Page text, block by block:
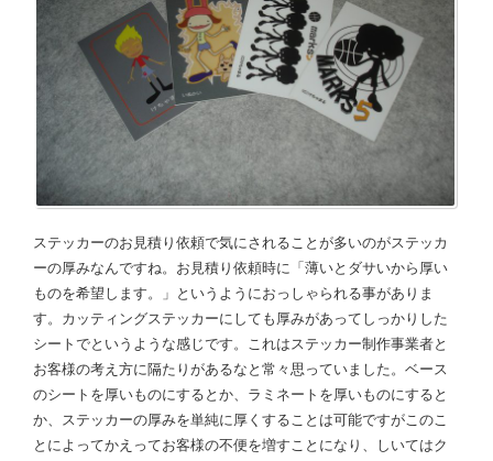
ステッカーのお見積り依頼で気にされることが多いのがステッカ
ーの厚みなんですね。お見積り依頼時に「薄いとダサいから厚い
ものを希望します。」というようにおっしゃられる事がありま
す。カッティングステッカーにしても厚みがあってしっかりした
シートでというような感じです。これはステッカー制作事業者と
お客様の考え方に隔たりがあるなと常々思っていました。ベース
のシートを厚いものにするとか、ラミネートを厚いものにすると
か、ステッカーの厚みを単純に厚くすることは可能ですがこのこ
とによってかえってお客様の不便を増すことになり、しいてはク